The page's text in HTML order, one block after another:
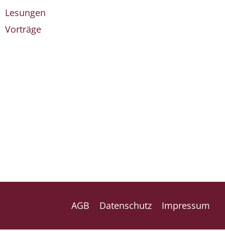
Lesungen
Vorträge
AGB Datenschutz Impressum